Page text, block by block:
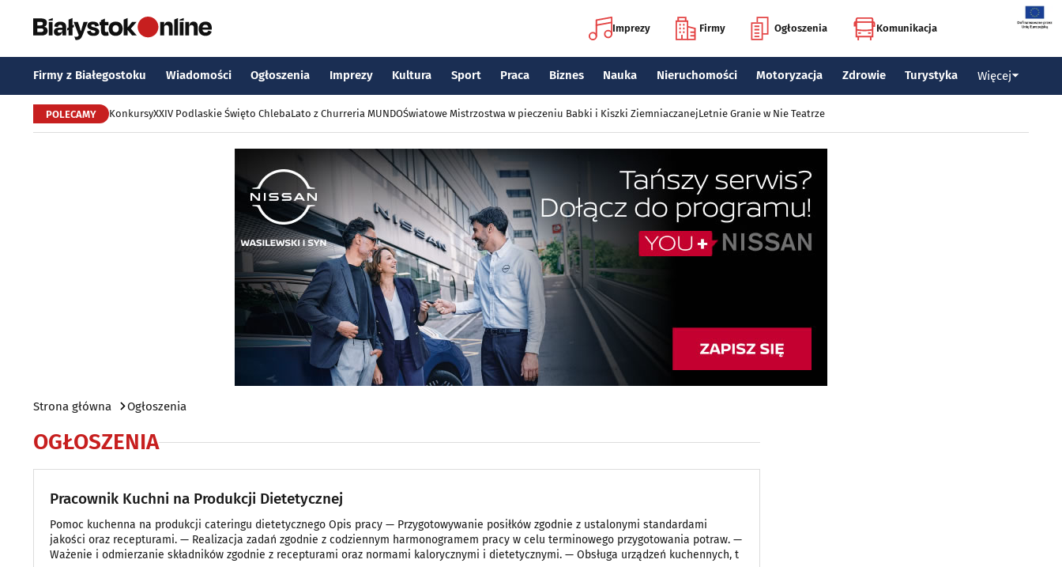
Imprezy Firmy Ogłoszenia Komunikacja
Firmy z Białegostoku Wiadomości Ogłoszenia Imprezy Kultura Sport Praca Biznes Nauka Nieruchomości Motoryzacja Zdrowie Turystyka Więcej
POLECAMY KonkursyXXIV Podlaskie Święto ChlebaLato z Churreria MUNDOŚwiatowe Mistrzostwa w pieczeniu Babki i Kiszki ZiemniaczanejLetnie Granie w Nie Teatrze
Strona główna Ogłoszenia
OGŁOSZENIA
Pracownik Kuchni na Produkcji Dietetycznej
Pomoc kuchenna na produkcji cateringu dietetycznego Opis pracy — Przygotowywanie posiłków zgodnie z ustalonymi standardami
jakości oraz recepturami. — Realizacja zadań zgodnie z codziennym harmonogramem pracy w celu terminowego przygotowania potraw. —
Ważenie i odmierzanie składników zgodnie z recepturami oraz normami kalorycznymi i dietetycznymi. — Obsługa urządzeń kuchennych, t